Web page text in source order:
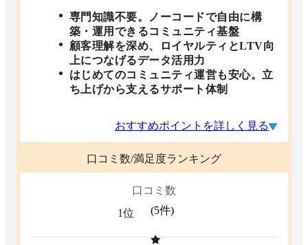
専門知識不要。ノーコードで自由に構
築・運用できるコミュニティ基盤
顧客理解を深め、ロイヤルティとLTV向
上につなげるデータ活用力
はじめてのコミュニティ運営も安心。立
ち上げから支えるサポート体制
おすすめポイントを詳しく見る
口コミ数/満足度ランキング
口コミ数
1位
(5件)